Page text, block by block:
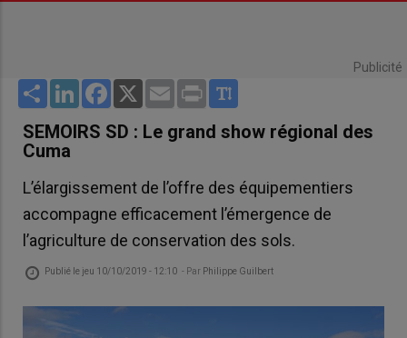
Publicité
Share LinkedInFacebook
X Email Print
SEMOIRS SD : Le grand show régional des
Cuma
L’élargissement de l’offre des équipementiers
accompagne efficacement l’émergence de
l’agriculture de conservation des sols.
Publié le jeu 10/10/2019 - 12:10 - Par Philippe Guilbert